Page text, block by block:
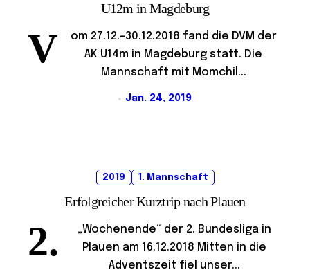
U12m in Magdeburg
V
om 27.12.-30.12.2018 fand die DVM der
AK U14m in Magdeburg statt. Die
Mannschaft mit Momchil...
Jan. 24, 2019
2019 1. Mannschaft
Erfolgreicher Kurztrip nach Plauen
2.
„Wochenende“ der 2. Bundesliga in
Plauen am 16.12.2018 Mitten in die
Adventszeit fiel unser...